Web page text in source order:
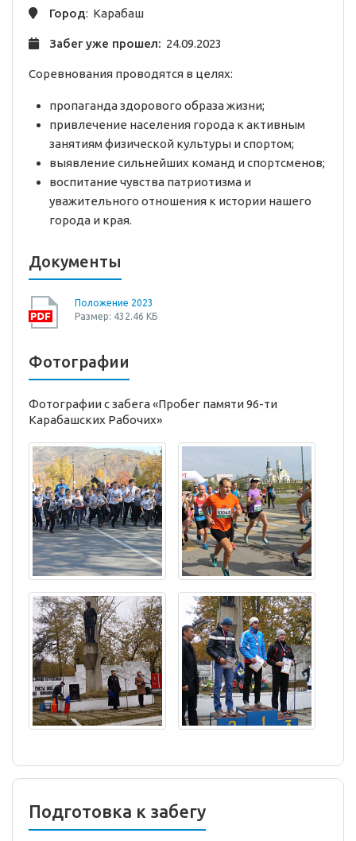
Город: Карабаш
Забег уже прошел: 24.09.2023
Соревнования проводятся в целях:
пропаганда здорового образа жизни;
привлечение населения города к активным
занятиям физической культуры и спортом;
выявление сильнейших команд и спортсменов;
воспитание чувства патриотизма и
уважительного отношения к истории нашего
города и края.
Документы
Положение 2023
Размер: 432.46 КБ
Фотографии
Фотографии с забега «Пробег памяти 96-ти
Карабашских Рабочих»
Подготовка к забегу